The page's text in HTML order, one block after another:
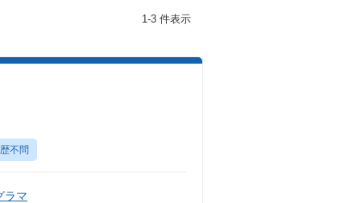
1-3 件表示
不問
ラマ